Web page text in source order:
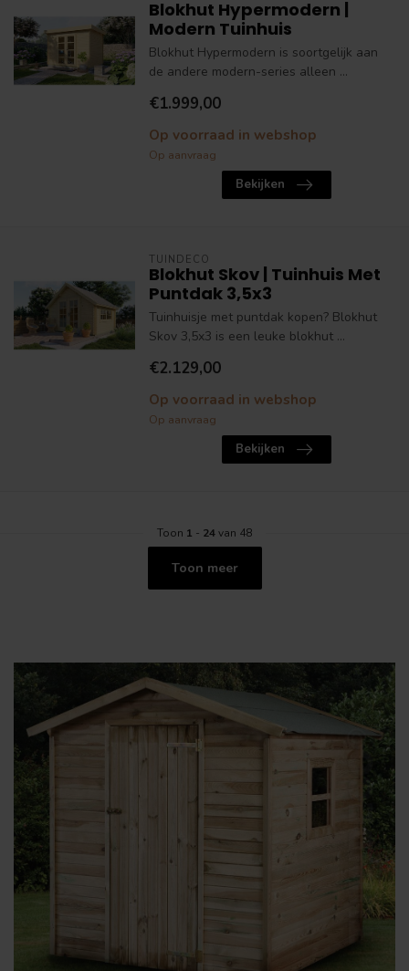
Blokhut Hypermodern |
Modern Tuinhuis
Blokhut Hypermodern is soortgelijk aan
de andere modern-series alleen ...
€1.999,00
Op voorraad in webshop
Op aanvraag
Bekijken
TUINDECO
Blokhut Skov | Tuinhuis Met
Puntdak 3,5x3
Tuinhuisje met puntdak kopen? Blokhut
Skov 3,5x3 is een leuke blokhut ...
€2.129,00
Op voorraad in webshop
Op aanvraag
Bekijken
Toon 1 - 24van 48
Toon meer